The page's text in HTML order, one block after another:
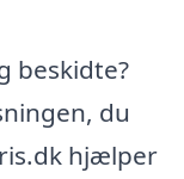
beskidte?
du
hjælper